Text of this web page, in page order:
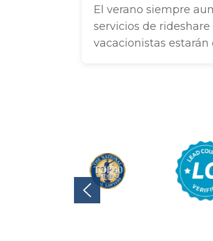
Tampa
El verano siempre
servicios de rideshare
vacacionistas